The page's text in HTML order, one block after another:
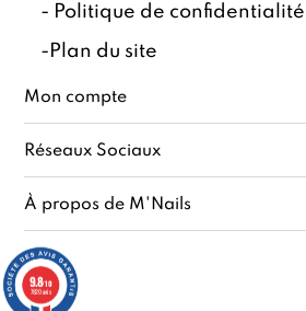
- Politique de confidentialité
- Plan du site
Mon compte
Réseaux Sociaux
À propos de M'Nails
9.8/10
7820 avis